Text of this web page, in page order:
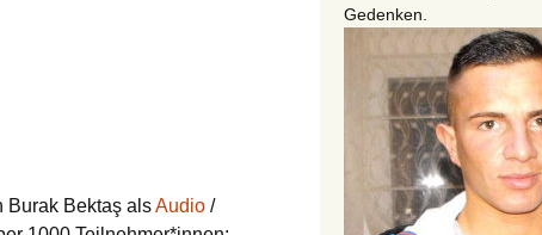
Burak Bektaş alsAudio /
Gedenken.